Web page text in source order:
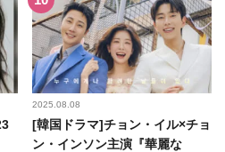
2025.08.08
[韓国ドラマ]チョン・イル×チョ
ン・インソン主演『華麗な